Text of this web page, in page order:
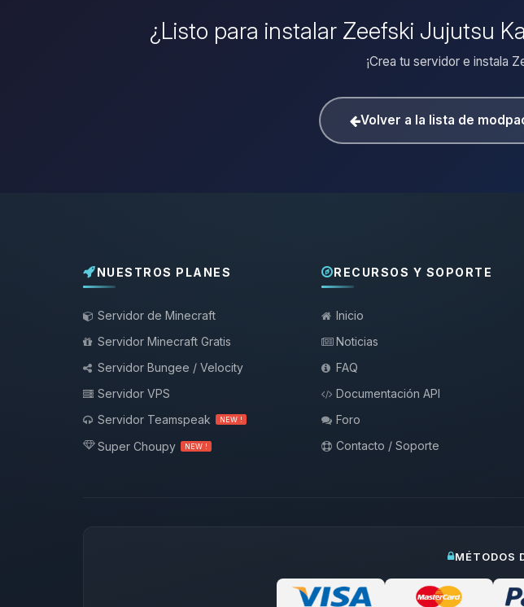
¿Listo para instalar Zeefski Jujutsu
¡Crea tu servidor e instala
Volver a la lista de
NUESTROS PLANES
Servidor de Minecraft
Servidor Minecraft Gratis
Servidor Bungee / Velocity
Servidor VPS
Servidor Teamspeak
NEW !
Super Choupy NEW !
RECURSOS Y SOPORTE
Inicio
Noticias
FAQ
Documentación API
Foro
Contacto / Soporte
MÉTODOS